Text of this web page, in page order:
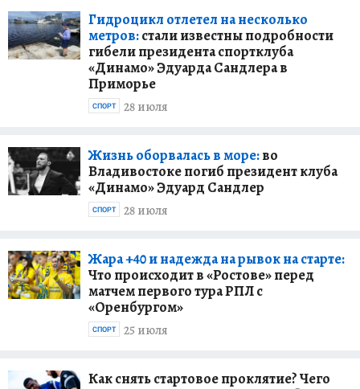
Гидроцикл отлетел на несколько
метров:стали известны подробности
гибели президента спортклуба
«Динамо» Эдуарда Сандлера в
Приморье
28 июля
СПОРТ
Жизнь оборвалась в море:во
Владивостоке погиб президент клуба
«Динамо» Эдуард Сандлер
28 июля
СПОРТ
Жара +40 и надежда на рывок на старте:
Что происходит в «Ростове» перед
матчем первого тура РПЛ с
«Оренбургом»
25 июля
СПОРТ
Как снять стартовое проклятие? Чего